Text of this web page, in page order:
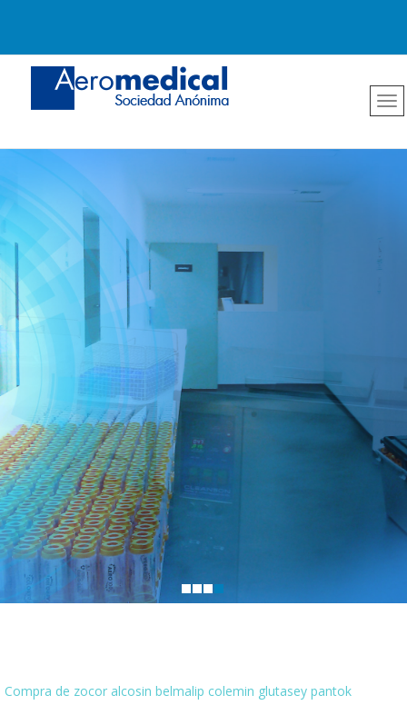
Compra de zocor alcosin belmalip colemin glutasey pantok